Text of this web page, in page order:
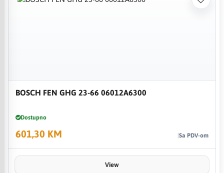
BOSCH FEN GHG 23-66 06012A6300
Dostupno
601,30 KM Sa PDV-om
View